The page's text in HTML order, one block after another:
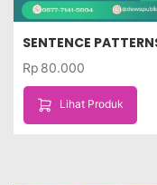
SENTENCE
Rp 80.000
Lihat Produk